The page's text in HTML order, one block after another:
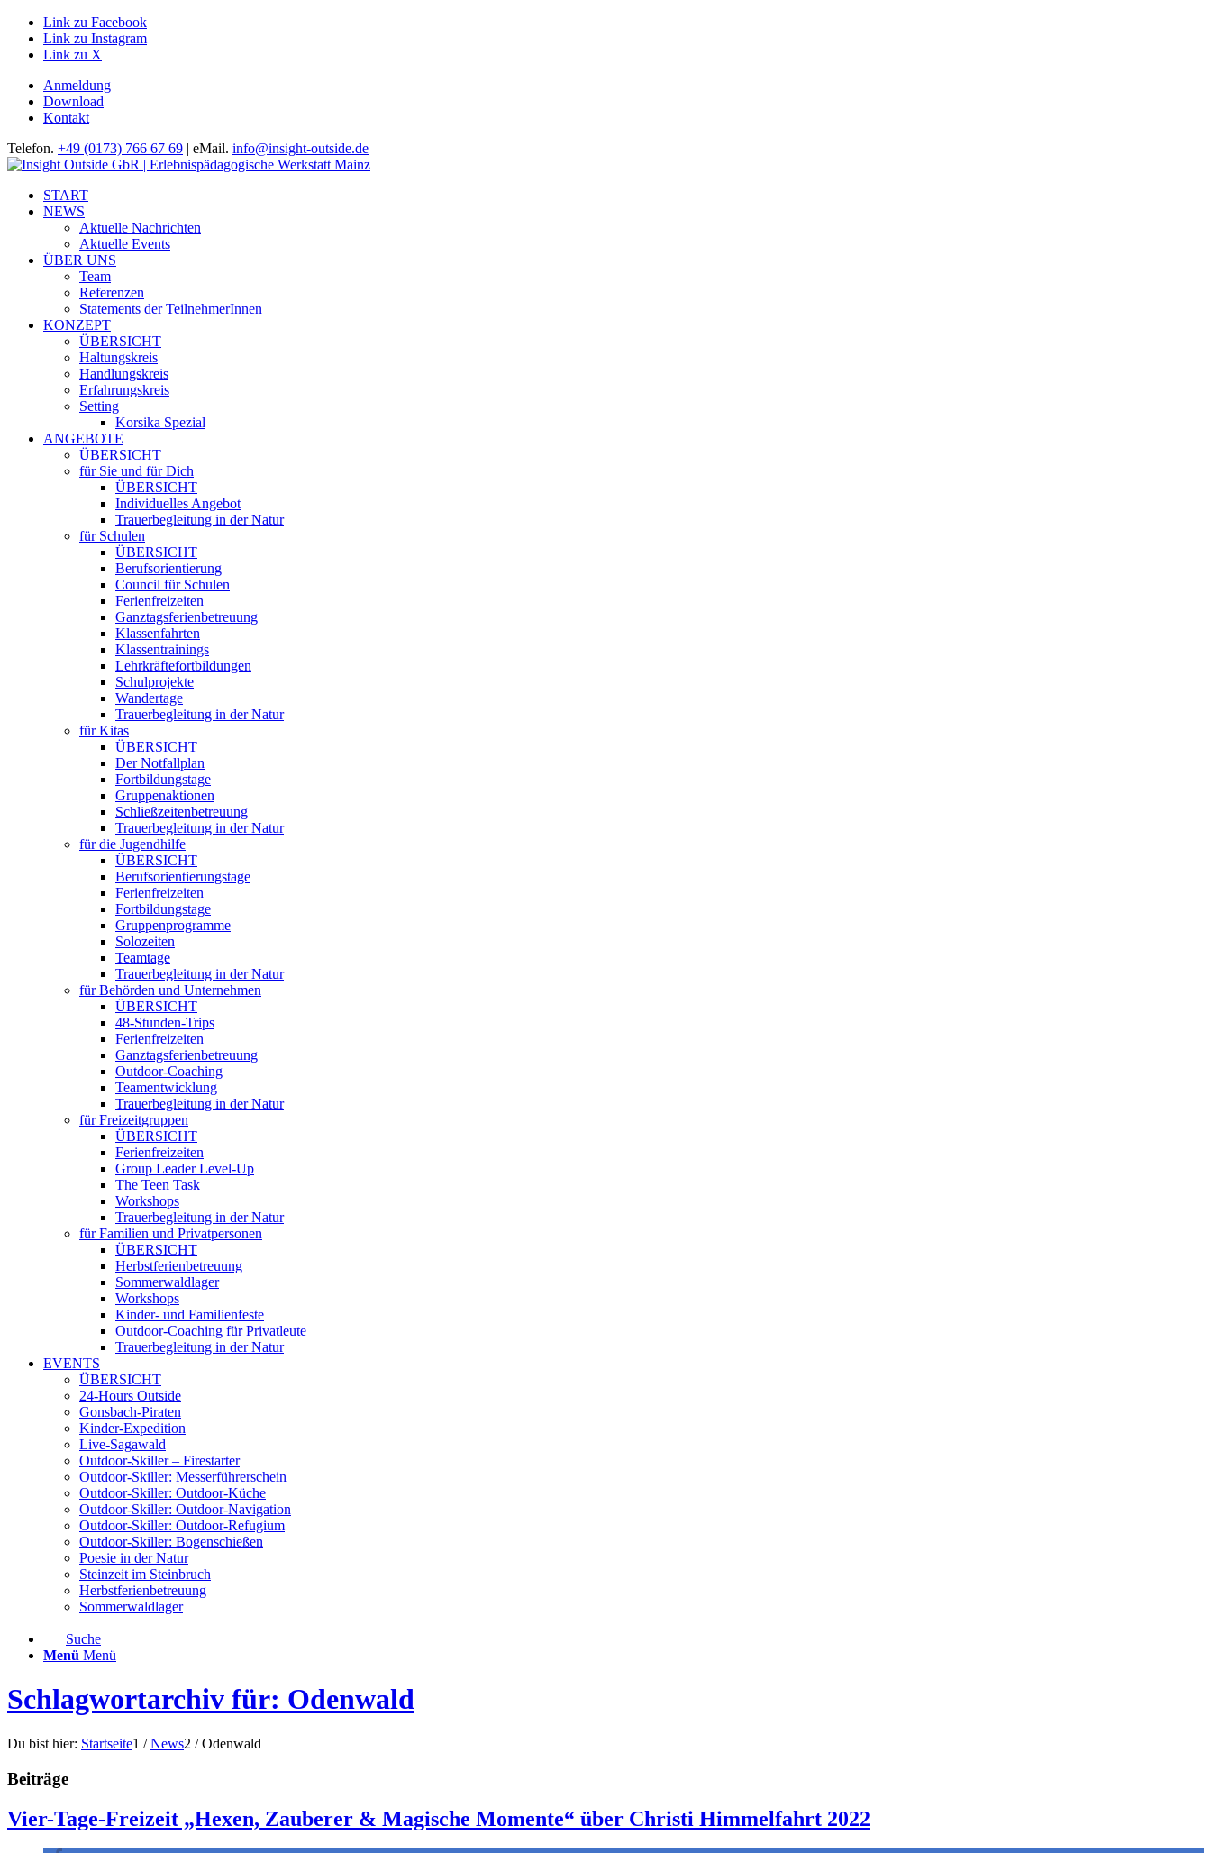
Link zu Facebook
Link zu Instagram
Link zu X
Anmeldung
Download
Kontakt
Telefon. +49 (0173) 766 67 69 | eMail. info@insight-outside.de
START
NEWS
Aktuelle Nachrichten
Aktuelle Events
ÜBER UNS
Team
Referenzen
Statements der TeilnehmerInnen
KONZEPT
ÜBERSICHT
Haltungskreis
Handlungskreis
Erfahrungskreis
Setting
Korsika Spezial
ANGEBOTE
ÜBERSICHT
für Sie und für Dich
ÜBERSICHT
Individuelles Angebot
Trauerbegleitung in der Natur
für Schulen
ÜBERSICHT
Berufsorientierung
Council für Schulen
Ferienfreizeiten
Ganztagsferienbetreuung
Klassenfahrten
Klassentrainings
Lehrkräftefortbildungen
Schulprojekte
Wandertage
Trauerbegleitung in der Natur
für Kitas
ÜBERSICHT
Der Notfallplan
Fortbildungstage
Gruppenaktionen
Schließzeitenbetreuung
Trauerbegleitung in der Natur
für die Jugendhilfe
ÜBERSICHT
Berufsorientierungstage
Ferienfreizeiten
Fortbildungstage
Gruppenprogramme
Solozeiten
Teamtage
Trauerbegleitung in der Natur
für Behörden und Unternehmen
ÜBERSICHT
48-Stunden-Trips
Ferienfreizeiten
Ganztagsferienbetreuung
Outdoor-Coaching
Teamentwicklung
Trauerbegleitung in der Natur
für Freizeitgruppen
ÜBERSICHT
Ferienfreizeiten
Group Leader Level-Up
The Teen Task
Workshops
Trauerbegleitung in der Natur
für Familien und Privatpersonen
ÜBERSICHT
Herbstferienbetreuung
Sommerwaldlager
Workshops
Kinder- und Familienfeste
Outdoor-Coaching für Privatleute
Trauerbegleitung in der Natur
EVENTS
ÜBERSICHT
24-Hours Outside
Gonsbach-Piraten
Kinder-Expedition
Live-Sagawald
Outdoor-Skiller – Firestarter
Outdoor-Skiller: Messerführerschein
Outdoor-Skiller: Outdoor-Küche
Outdoor-Skiller: Outdoor-Navigation
Outdoor-Skiller: Outdoor-Refugium
Outdoor-Skiller: Bogenschießen
Poesie in der Natur
Steinzeit im Steinbruch
Herbstferienbetreuung
Sommerwaldlager
Suche
Menü Menü
Schlagwortarchiv für: Odenwald
Du bist hier: Startseite1 / News2 / Odenwald
Beiträge
Vier-Tage-Freizeit „Hexen, Zauberer & Magische Momente“ über Christi Himmelfahrt 2022